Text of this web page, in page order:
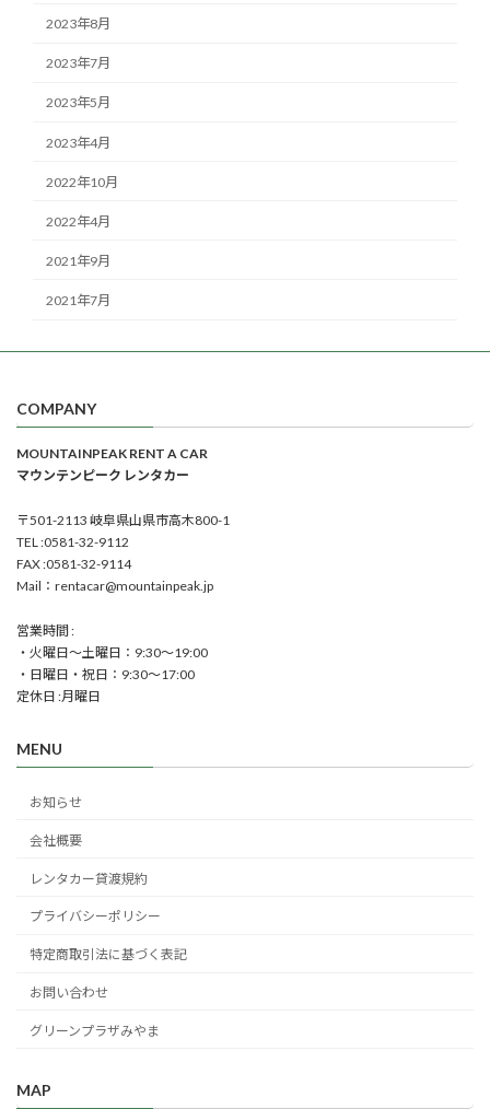
2023年8月
2023年7月
2023年5月
2023年4月
2022年10月
2022年4月
2021年9月
2021年7月
COMPANY
MOUNTAINPEAK RENT A CAR
マウンテンピーク レンタカー
〒501-2113 岐阜県山県市高木800-1
TEL :0581-32-9112
FAX :0581-32-9114
Mail：rentacar@mountainpeak.jp
営業時間 :
・火曜日～土曜日：9:30～19:00
・日曜日・祝日：9:30～17:00
定休日 :月曜日
MENU
お知らせ
会社概要
レンタカー貸渡規約
プライバシーポリシー
特定商取引法に基づく表記
お問い合わせ
グリーンプラザみやま
MAP